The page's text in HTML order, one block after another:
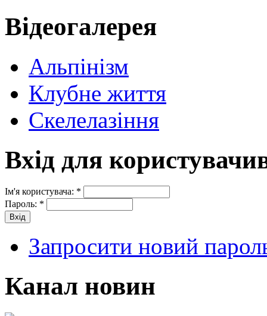
Відеогалерея
Альпінізм
Клубне життя
Скелелазіння
Вхід для
Ім'я користувача: *
Пароль: *
Запросити новий
Канал новин